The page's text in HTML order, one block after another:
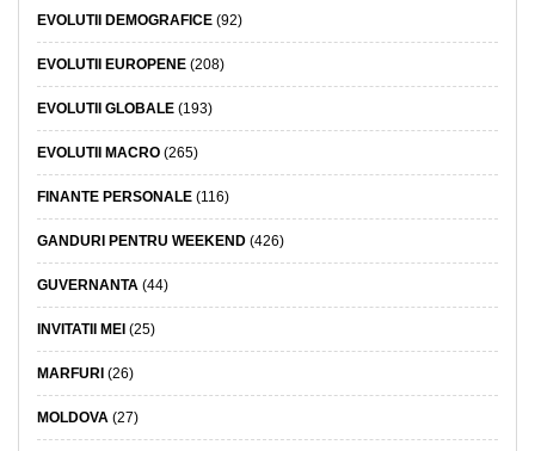
EVOLUTII DEMOGRAFICE (92)
EVOLUTII EUROPENE (208)
EVOLUTII GLOBALE (193)
EVOLUTII MACRO (265)
FINANTE PERSONALE (116)
GANDURI PENTRU WEEKEND (426)
GUVERNANTA (44)
INVITATII MEI (25)
MARFURI (26)
MOLDOVA (27)